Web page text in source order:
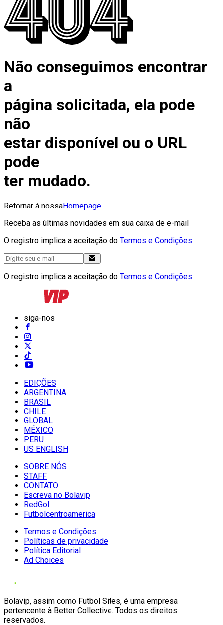
Não conseguimos encontrar
a
página solicitada, ela pode
não
estar disponível ou o URL
pode
ter mudado.
Retornar à nossaHomepage
Receba as últimas novidades em sua caixa de e-mail
O registro implica a aceitação do Termos e Condições
O registro implica a aceitação do Termos e Condições
siga-nos
EDIÇÕES
ARGENTINA
BRASIL
CHILE
GLOBAL
MÉXICO
PERU
US ENGLISH
SOBRE NÓS
STAFF
CONTATO
Escreva no Bolavip
RedGol
Futbolcentroamerica
Termos e Condições
Políticas de privacidade
Política Editorial
Ad Choices
Bolavip, assim como Futbol Sites, é uma empresa
pertencente à Better Collective. Todos os direitos
reservados.